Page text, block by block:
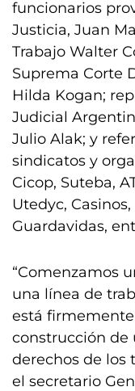
funcionarios
Justicia, Juan
Trabajo Walter
Suprema Corte
Hilda Kogan;
Judicial
Julio Alak; y
sindicatos y
Cicop, Suteba,
Utedyc,
Guardavidas,
“Comenzamos
una línea de
está
construcción de
derechos de los
el secretario